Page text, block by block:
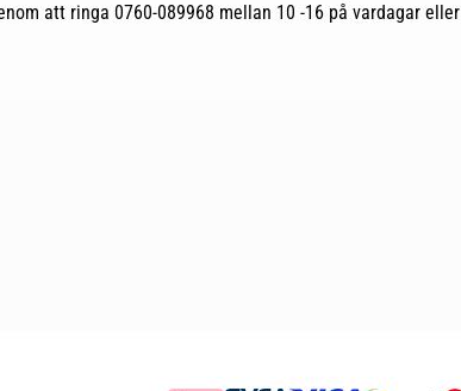
att ringa 0760-089968 mellan 10 -16 på vardagar